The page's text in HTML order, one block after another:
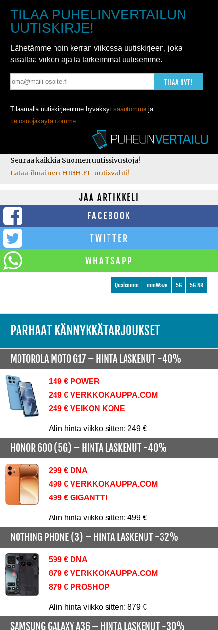
TILAA PUHELINVERTAILUN
UUTISKIRJE!
Lähetämme noin kerran viikossa uutiskirjeen, joka
sisältää viikon ajalta tärkeimmät uutisemme.
TILAA NYT!
Tilaamalla uutiskirjeemme hyväksyt sääntömme ja
tietosuojakäytäntömme.
Seuraa kaikkia Suomen uutissivustoja!
Lataa ilmainen HIGH.FI -uutisvahti!
JAA ARTIKKELI
FACEBOOK
TWITTER
WHATSAPP
5G NR
5G
mmWave
Qualcomm
PARHAAT KÄNNYKKÄTARJOUKSET
MOTOROLA MOTO G17 – HINTA LASKENUT -40%
149 € POWER
249 € VERKKOKAUPPA.COM
249 € VEIKON KONE
Alin hinta viikko sitten: 249 €
HONOR 600 (5G) – HINTA LASKENUT -40%
299 € DNA
499 € VERKKOKAUPPA.COM
499 € GIGANTTI
Alin hinta viikko sitten: 499 €
NOTHING PHONE (3) – HINTA LASKENUT -32%
599 € DNA
879 € VERKKOKAUPPA.COM
879 € PROSHOP
Alin hinta viikko sitten: 879 €
SAMSUNG GALAXY A36 – HINTA LASKENUT -30%